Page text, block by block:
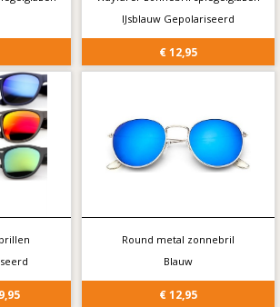
IJsblauw Gepolariseerd
€ 12,95
Round metal zonnebril
Blauw
€ 12,95